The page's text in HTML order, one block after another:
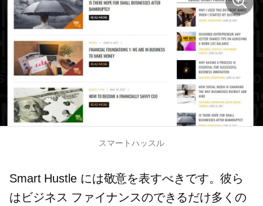
スマートハッスル
Smart Hustle には敬意を表すべきです。彼ら
はビジネス ファイナンスのできるだけ多くの